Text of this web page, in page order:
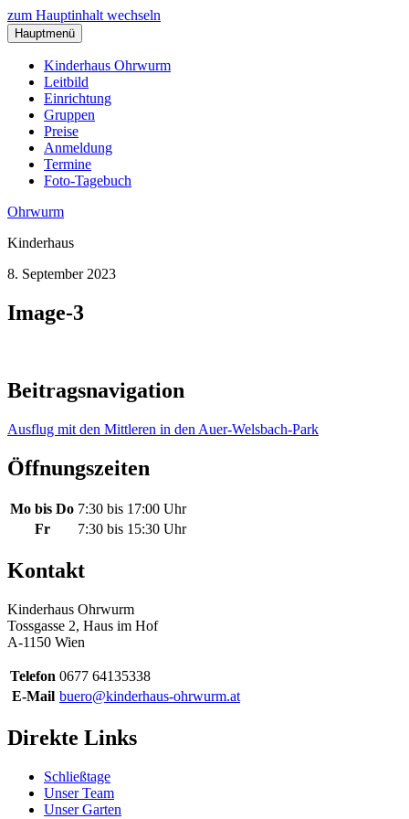
zum Hauptinhalt wechseln
Hauptmenü
Kinderhaus Ohrwurm
Leitbild
Einrichtung
Gruppen
Preise
Anmeldung
Termine
Foto-Tagebuch
Ohrwurm
Kinderhaus
8. September 2023
Image-3
Beitragsnavigation
Ausflug mit den Mittleren in den Auer-Welsbach-Park
Öffnungszeiten
Mo bis Do 7:30 bis 17:00 Uhr
Fr
7:30 bis 15:30 Uhr
Kontakt
Kinderhaus Ohrwurm
Tossgasse 2, Haus im Hof
A-1150 Wien
Telefon 0677 64135338
E-Mail buero@kinderhaus-ohrwurm.at
Direkte Links
Schließtage
Unser Team
Unser Garten